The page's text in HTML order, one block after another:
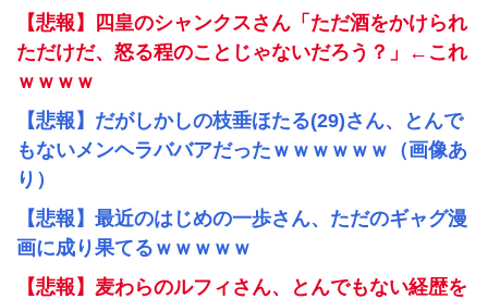
【悲報】四皇のシャンクスさん「ただ酒をかけられ
ただけだ、怒る程のことじゃないだろう？」←これ
ｗｗｗｗ
【悲報】だがしかしの枝垂ほたる(29)さん、とんで
もないメンヘラババアだったｗｗｗｗｗｗ（画像あ
り）
【悲報】最近のはじめの一歩さん、ただのギャグ漫
画に成り果てるｗｗｗｗｗ
【悲報】麦わらのルフィさん、とんでもない経歴を